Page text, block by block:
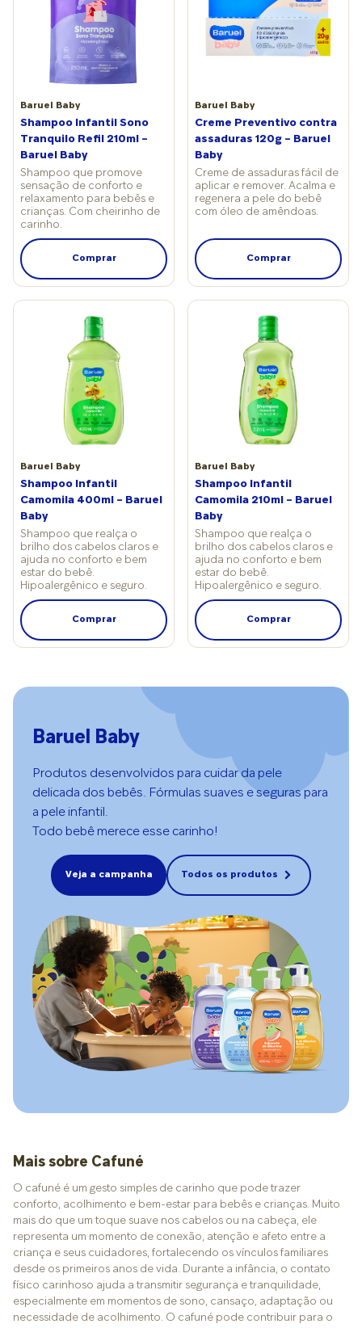
distrações como o celular já são formas consistentes de
presença. Segundo a educadora parental, outras
demonstrações simples também cumprem esse papel de
apoio, como um abraço após um momento de
desregulação emocional, um carinho nas costas ou no
o toque discreto acompanhado de escuta atenta e mesmo a
criação de pequenos gestos personalizados entre pais e
filhos. Juntas, as profissionais lembram: respeitar o jeito de
cada criança receber afeto também é fundamental. Algumas
preferem abraços longos; outras se sentem mais
confortáveis com gestos breves. Adaptar o cuidado à fase
do desenvolvimento e à individualidade reforça segurança e
confiança.
Baruel Baby
Shampoo Infantil Sono
Tranquilo Refil 210ml –
Baruel Baby
Shampoo que promove
sensação de conforto e
relaxamento para bebês e
crianças. Com cheirinho de
carinho.
Comprar
Baruel Baby
Creme Preventivo contra
assaduras 120g – Baruel
Baby
Creme de assaduras fácil de
aplicar e remover. Acalma e
regenera a pele do bebê
com óleo de amêndoas.
Comprar
Baruel Baby
Shampoo Infantil
Camomila 400ml – Baruel
Baby
Shampoo que realça o
brilho dos cabelos claros e
ajuda no conforto e bem
estar do bebê.
Hipoalergênico e seguro.
Comprar
Baruel Baby
Shampoo Infantil
Camomila 210ml – Baruel
Baby
Shampoo que realça o
brilho dos cabelos claros e
ajuda no conforto e bem
estar do bebê.
Hipoalergênico e seguro.
Comprar
Baruel Baby
Produtos desenvolvidos para cuidar da pele
delicada dos bebês. Fórmulas suaves e seguras para
a pele infantil.
Todo bebê merece esse carinho!
Veja a campanha Todos os produtos
Mais sobre Cafuné
O cafuné é um gesto simples de carinho que pode trazer
conforto, acolhimento e bem-estar para bebês e crianças. Muito
mais do que um toque suave nos cabelos ou na cabeça, ele
representa um momento de conexão, atenção e afeto entre a
criança e seus cuidadores, fortalecendo os vínculos familiares
desde os primeiros anos de vida. Durante a infância, o contato
físico carinhoso ajuda a transmitir segurança e tranquilidade,
especialmente em momentos de sono, cansaço, adaptação ou
necessidade de acolhimento. O cafuné pode contribuir para o